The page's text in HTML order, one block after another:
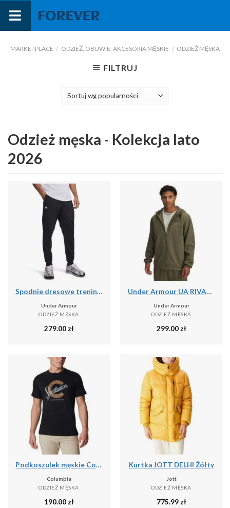
treści
MARKETPLACE / ODZIEŻ, OBUWIE, AKCESORIA MĘSKIE / ODZIEŻ MĘSKA
FILTRUJ
Odzież męska - Kolekcja lato
2026
Spodnie dresowe treningowe męskie Under Armour Tricot Jogger (1290261-001)
Under Armour
ODZIEŻ MĘSKA
279.00 zł
Under Armour UA RIVAL WVN WINDBREAKER Kurtka męska
Under Armour
ODZIEŻ MĘSKA
299.00 zł
Podkoszulek męskie Columbia Graphic Casual
Columbia
ODZIEŻ MĘSKA
190.00 zł
Kurtka JOTT DELHI Żółty
Jott
ODZIEŻ MĘSKA
775.99 zł